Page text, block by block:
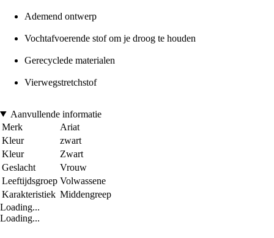
Ademend ontwerp
Vochtafvoerende stof om je droog te houden
Gerecyclede materialen
Vierwegstretchstof
Aanvullende informatie
Merk
Ariat
Kleur
zwart
Kleur
Zwart
Geslacht
Vrouw
Leeftijdsgroep Volwassene
Karakteristiek Middengreep
Loading...
Loading...